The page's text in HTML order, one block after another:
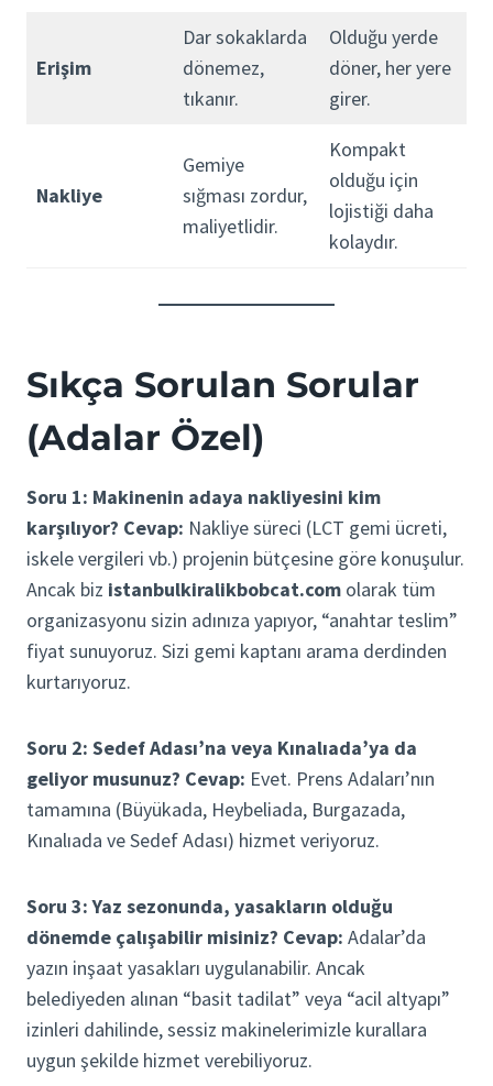
Erişim
Dar sokaklarda
dönemez,
tıkanır.
Olduğu yerde
döner, her yere
girer.
Nakliye
Gemiye
sığması zordur,
maliyetlidir.
Kompakt
olduğu için
lojistiği daha
kolaydır.
Sıkça Sorulan Sorular
(Adalar Özel)
Soru 1: Makinenin adaya nakliyesini kim
karşılıyor? Cevap: Nakliye süreci (LCT gemi ücreti,
iskele vergileri vb.) projenin bütçesine göre konuşulur.
Ancak biz istanbulkiralikbobcat.com olarak tüm
organizasyonu sizin adınıza yapıyor, “anahtar teslim”
fiyat sunuyoruz. Sizi gemi kaptanı arama derdinden
kurtarıyoruz.
Soru 2: Sedef Adası’na veya Kınalıada’ya da
geliyor musunuz? Cevap: Evet. Prens Adaları’nın
tamamına (Büyükada, Heybeliada, Burgazada,
Kınalıada ve Sedef Adası) hizmet veriyoruz.
Soru 3: Yaz sezonunda, yasakların olduğu
dönemde çalışabilir misiniz? Cevap: Adalar’da
yazın inşaat yasakları uygulanabilir. Ancak
belediyeden alınan “basit tadilat” veya “acil altyapı”
izinleri dahilinde, sessiz makinelerimizle kurallara
uygun şekilde hizmet verebiliyoruz.